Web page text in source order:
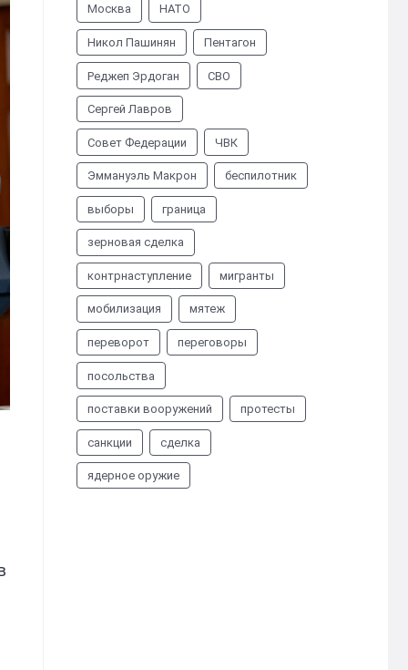
Москва НАТО
Никол Пашинян Пентагон
Реджеп Эрдоган СВО
Сергей Лавров
Совет Федерации ЧВК
Эммануэль Макрон беспилотник
выборы граница
зерновая сделка
контрнаступление мигранты
мобилизация мятеж
переворот переговоры
посольства
поставки вооружений протесты
санкции сделка
ядерное оружие